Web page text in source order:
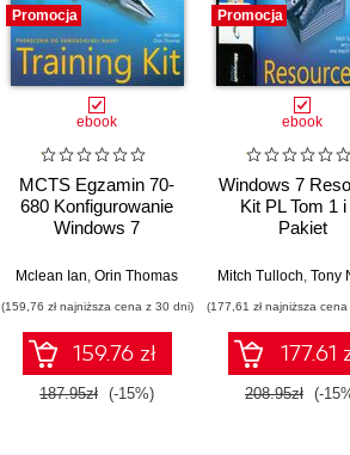
Promocja
ebook
MCTS Egzamin 70-
680 Konfigurowanie
Windows 7
Mclean Ian, Orin Thomas
(159,76 zł najniższa cena z 30 dni)
159.76 zł
187.95zł (-15%)
Promocja
ebook
Windows 7
Kit PL Tom 1 i
Pakiet
Mitch Tulloch, Tony
(177,61 zł najniższa
177.61
208.95zł (-